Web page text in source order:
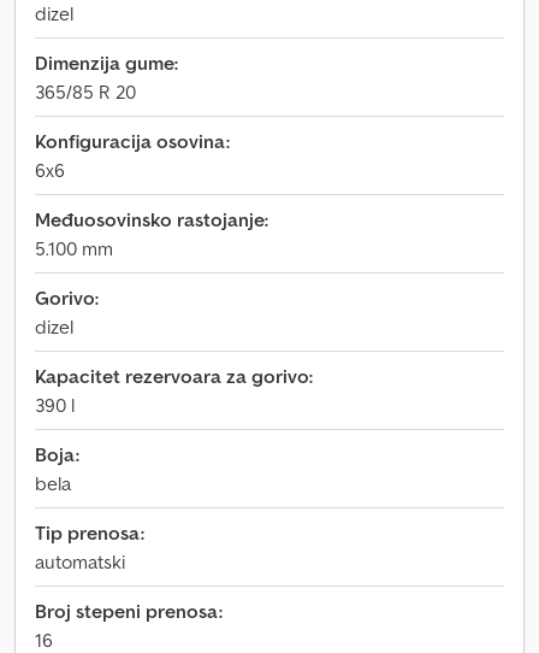
dizel
Dimenzija gume:
365/85 R 20
Konfiguracija osovina:
6x6
Međuosovinsko rastojanje:
5.100 mm
Gorivo:
dizel
Kapacitet rezervoara za gorivo:
390 l
Boja:
bela
Tip prenosa:
automatski
Broj stepeni prenosa:
16